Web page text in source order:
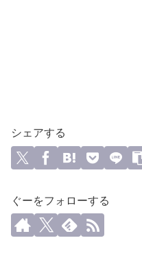
シェアする
ぐーをフォローする